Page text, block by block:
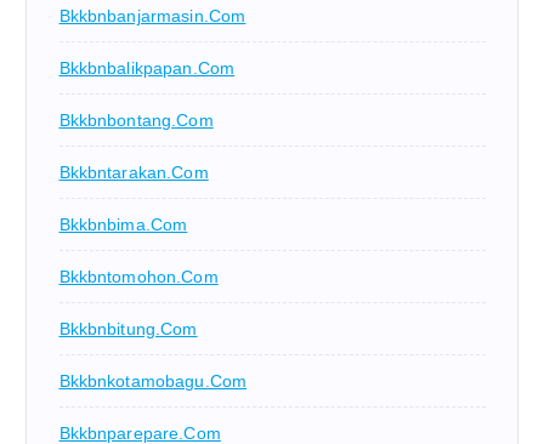
Bkkbnbanjarmasin.com
Bkkbnbalikpapan.com
Bkkbnbontang.com
Bkkbntarakan.com
Bkkbnbima.com
Bkkbntomohon.com
Bkkbnbitung.com
Bkkbnkotamobagu.com
Bkkbnparepare.com